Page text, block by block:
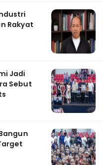
Rakyat
Jadi
Sebut